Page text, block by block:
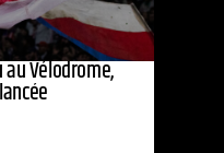
au Vélodrome,